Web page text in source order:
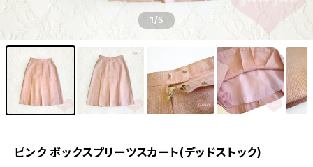
1/5
ピンク ボックスプリーツスカート(デッドストック)